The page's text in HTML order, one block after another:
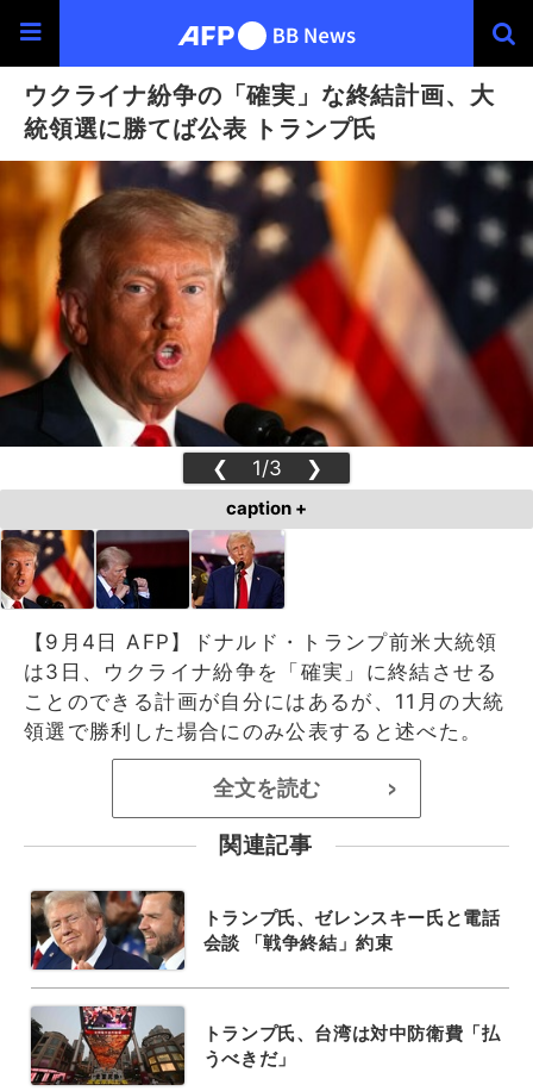
ウクライナ紛争の「確実」な終結計画、大
統領選に勝てば公表 トランプ氏
❮ 1/3 ❯
caption +
【9月4日 AFP】ドナルド・トランプ前米大統領
は3日、ウクライナ紛争を「確実」に終結させる
ことのできる計画が自分にはあるが、11月の大統
領選で勝利した場合にのみ公表すると述べた。
全文を読む >
関連記事
トランプ氏、ゼレンスキー氏と電話
会談 「戦争終結」約束
トランプ氏、台湾は対中防衛費「払
うべきだ」